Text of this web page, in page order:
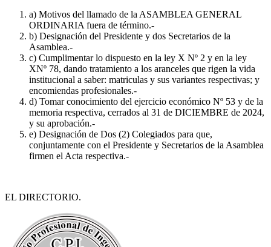
a) Motivos del llamado de la ASAMBLEA GENERAL
ORDINARIA fuera de término.-
b) Designación del Presidente y dos Secretarios de la
Asamblea.-
c) Cumplimentar lo dispuesto en la ley X Nº 2 y en la ley
XNº 78, dando tratamiento a los aranceles que rigen la vida
institucional a saber: matriculas y sus variantes respectivas; y
encomiendas profesionales.-
d) Tomar conocimiento del ejercicio económico Nº 53 y de la
memoria respectiva, cerrados al 31 de DICIEMBRE de 2024,
y su aprobación.-
e) Designación de Dos (2) Colegiados para que,
conjuntamente con el Presidente y Secretarios de la Asamblea
firmen el Acta respectiva.-
EL DIRECTORIO.